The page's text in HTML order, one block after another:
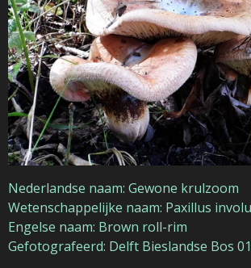
Nederlandse naam: Gewone krulzoom
Wetenschappelijke naam: Paxillus
Engelse naam: Brown roll-rim
Gefotografeerd: Delft Bieslandse Bos